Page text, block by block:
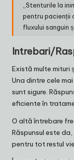
„Stenturile la
pentru pacienții
fluxului sanguin
Intrebari/
Există multe mituri
Una dintre cele
sunt sigure.
eficiente în
O altă întrebare
Răspunsul este
pentru tot restul